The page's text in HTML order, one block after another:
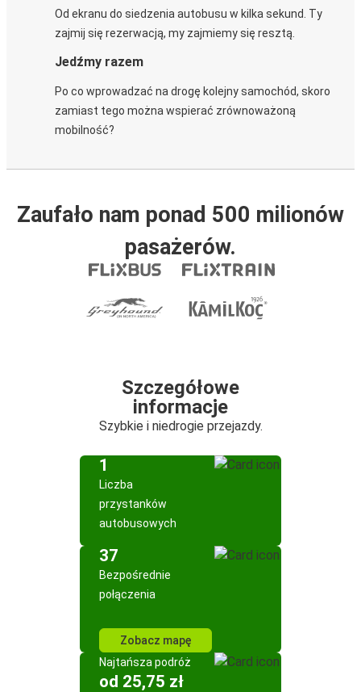
Od ekranu do siedzenia autobusu w kilka sekund. Ty
zajmij się rezerwacją, my zajmiemy się resztą.
Jedźmy razem
Po co wprowadzać na drogę kolejny samochód, skoro
zamiast tego można wspierać zrównoważoną
mobilność?
Zaufało nam ponad 500 milionów
pasażerów.
Szczegółowe
informacje
Szybkie i niedrogie przejazdy.
1
Liczba
przystanków
autobusowych
37
Bezpośrednie
połączenia
Zobacz mapę
Najtańsza podróż
od 25,75 zł